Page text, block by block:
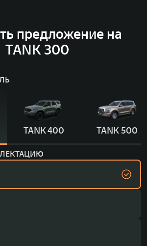
предложение на
TANK 300
TANK 400 TANK 500